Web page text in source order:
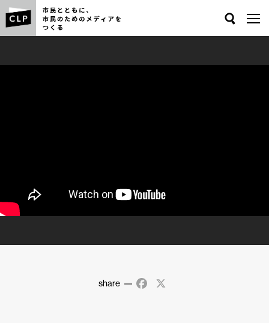
share Facebook